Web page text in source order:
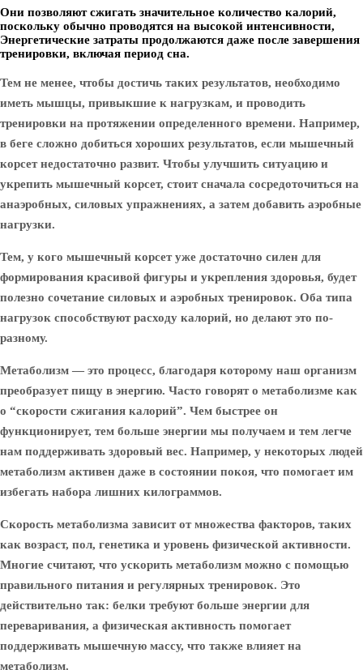
Они позволяют сжигать значительное количество калорий,
поскольку обычно проводятся на высокой интенсивности,
Энергетические затраты продолжаются даже после завершения
тренировки, включая период сна.
Тем не менее, чтобы достичь таких результатов, необходимо
иметь мышцы, привыкшие к нагрузкам, и проводить
тренировки на протяжении определенного времени. Например,
в беге сложно добиться хороших результатов, если мышечный
корсет недостаточно развит. Чтобы улучшить ситуацию и
укрепить мышечный корсет, стоит сначала сосредоточиться на
анаэробных, силовых упражнениях, а затем добавить аэробные
нагрузки.
Тем, у кого мышечный корсет уже достаточно силен для
формирования красивой фигуры и укрепления здоровья, будет
полезно сочетание силовых и аэробных тренировок. Оба типа
нагрузок способствуют расходу калорий, но делают это по-
разному.
Метаболизм — это процесс, благодаря которому наш организм
преобразует пищу в энергию. Часто говорят о метаболизме как
о “скорости сжигания калорий”. Чем быстрее он
функционирует, тем больше энергии мы получаем и тем легче
нам поддерживать здоровый вес. Например, у некоторых людей
метаболизм активен даже в состоянии покоя, что помогает им
избегать набора лишних килограммов.
Скорость метаболизма зависит от множества факторов, таких
как возраст, пол, генетика и уровень физической активности.
Многие считают, что ускорить метаболизм можно с помощью
правильного питания и регулярных тренировок. Это
действительно так: белки требуют больше энергии для
переваривания, а физическая активность помогает
поддерживать мышечную массу, что также влияет на
метаболизм.